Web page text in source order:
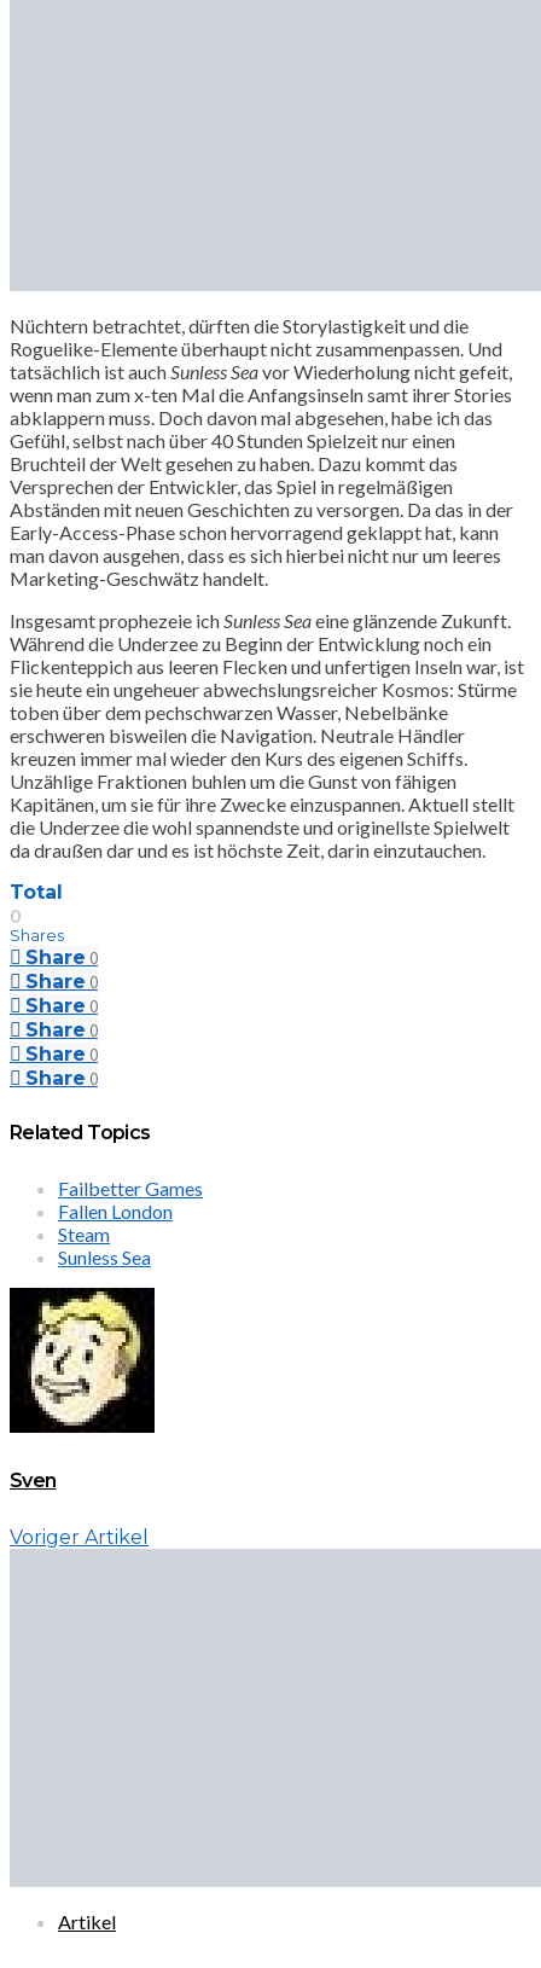
Nüchtern betrachtet, dürften die Storylastigkeit und die
Roguelike-Elemente überhaupt nicht zusammenpassen. Und
tatsächlich ist auch Sunless Seavor Wiederholung nicht gefeit,
wenn man zum x-ten Mal die Anfangsinseln samt ihrer Stories
abklappern muss. Doch davon mal abgesehen, habe ich das
Gefühl, selbst nach über 40 Stunden Spielzeit nur einen
Bruchteil der Welt gesehen zu haben. Dazu kommt das
Versprechen der Entwickler, das Spiel in regelmäßigen
Abständen mit neuen Geschichten zu versorgen. Da das in der
Early-Access-Phase schon hervorragend geklappt hat, kann
man davon ausgehen, dass es sich hierbei nicht nur um leeres
Marketing-Geschwätz handelt.
Insgesamt prophezeie ich Sunless Seaeine glänzende Zukunft.
Während die Underzee zu Beginn der Entwicklung noch ein
Flickenteppich aus leeren Flecken und unfertigen Inseln war, ist
sie heute ein ungeheuer abwechslungsreicher Kosmos: Stürme
toben über dem pechschwarzen Wasser, Nebelbänke
erschweren bisweilen die Navigation. Neutrale Händler
kreuzen immer mal wieder den Kurs des eigenen Schiffs.
Unzählige Fraktionen buhlen um die Gunst von fähigen
Kapitänen, um sie für ihre Zwecke einzuspannen. Aktuell stellt
die Underzee die wohl spannendste und originellste Spielwelt
da draußen dar und es ist höchste Zeit, darin einzutauchen.
Total
0
Shares
Share 0
Share 0
Share 0
Share 0
Share 0
Share 0
Related Topics
Failbetter Games
Fallen London
Steam
Sunless Sea
Sven
Voriger Artikel
Artikel